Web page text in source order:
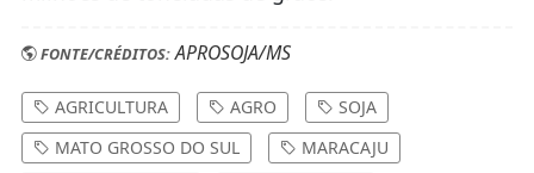
FONTE/CRÉDITOS:APROSOJA/MS
AGRICULTURA AGRO
SOJA
MATO GROSSO DO SUL
MARACAJU